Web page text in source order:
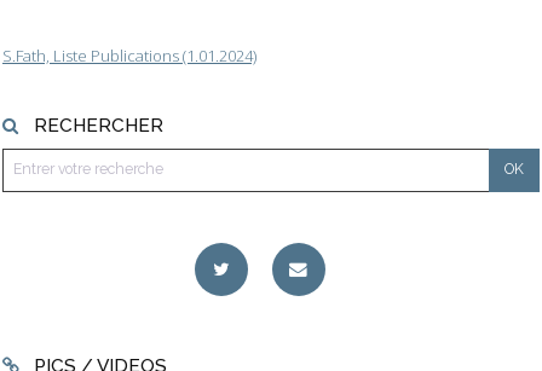
S.Fath, Liste Publications (1.01.2024)
RECHERCHER
PICS / VIDEOS